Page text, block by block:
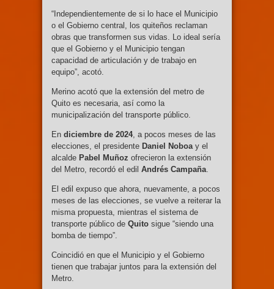
“Independientemente de si lo hace el Municipio
o el Gobierno central, los quiteños reclaman
obras que transformen sus vidas. Lo ideal sería
que el Gobierno y el Municipio tengan
capacidad de articulación y de trabajo en
equipo”, acotó.
Merino acotó que la extensión del metro de
Quito es necesaria, así como la
municipalización del transporte público.
En diciembre de 2024, a pocos meses de las
elecciones, el presidente Daniel Noboay el
alcalde Pabel Muñoz ofrecieron la extensión
del Metro, recordó el edil Andrés Campaña.
El edil expuso que ahora, nuevamente, a pocos
meses de las elecciones, se vuelve a reiterar la
misma propuesta, mientras el sistema de
transporte público de Quito sigue “siendo una
bomba de tiempo”.
Coincidió en que el Municipio y el Gobierno
tienen que trabajar juntos para la extensión del
Metro.